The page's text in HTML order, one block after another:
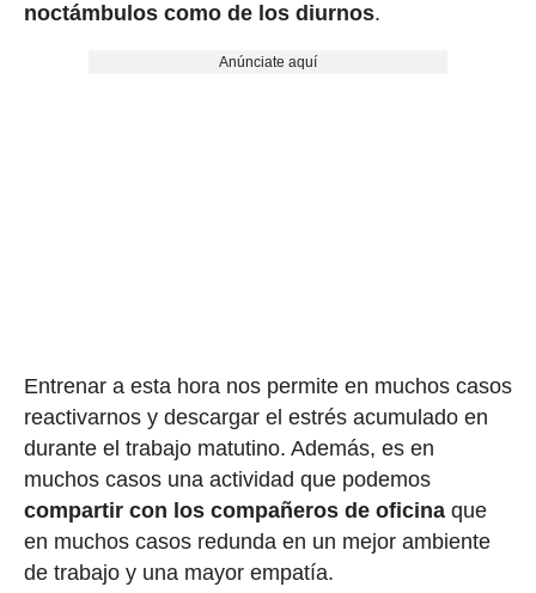
noctámbulos como de los diurnos.
Anúnciate aquí
Entrenar a esta hora nos permite en muchos casos
reactivarnos y descargar el estrés acumulado en
durante el trabajo matutino. Además, es en
muchos casos una actividad que podemos
compartir con los compañeros de oficinaque
en muchos casos redunda en un mejor ambiente
de trabajo y una mayor empatía.